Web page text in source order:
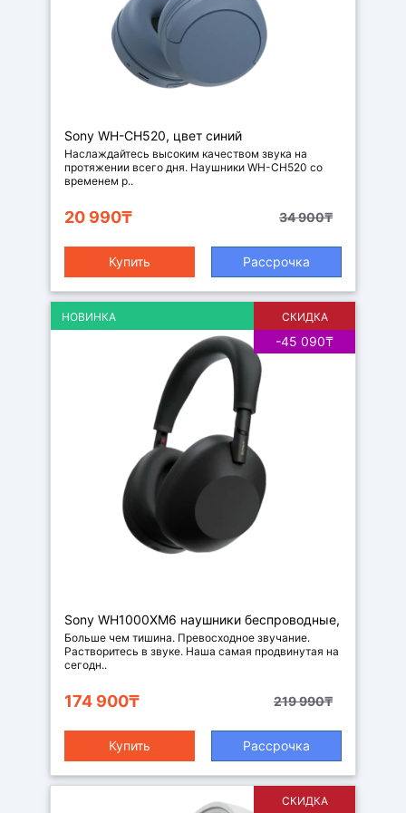
Наушники
Sony WH-CH520, цвет синий
Наслаждайтесь высоким качеством звука на
протяжении всего дня. Наушники WH-CH520 со
временем р..
34 900₸
20 990₸
Купить Рассрочка
НОВИНКА СКИДКА
-45 090₸
Sony WH1000XM6 наушники беспроводные,
цвет черный
Больше чем тишина. Превосходное звучание.
Растворитесь в звуке. Наша самая продвинутая на
сегодн..
219 990₸
174 900₸
Купить Рассрочка
СКИДКА